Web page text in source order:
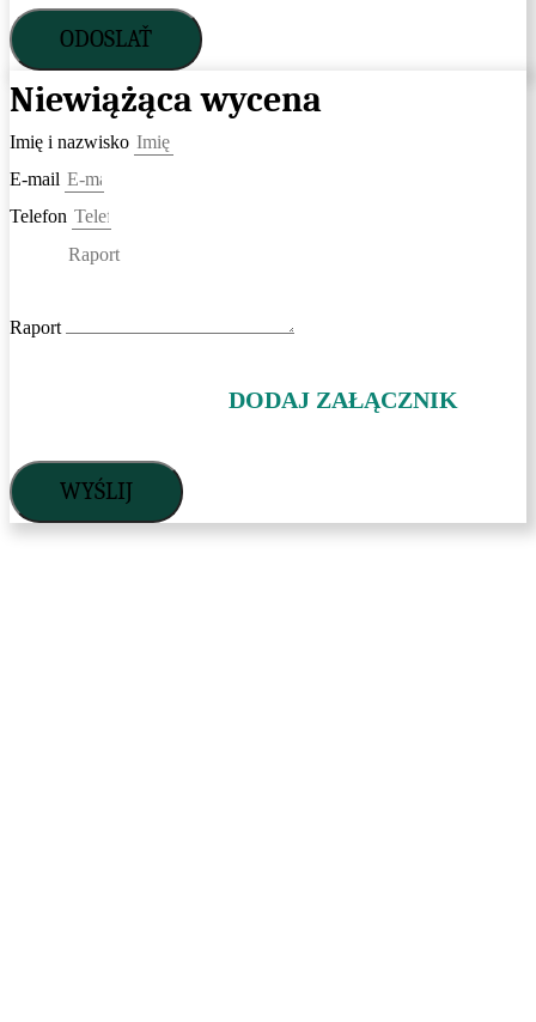
ODOSLAŤ
Niewiążąca wycena
Imię i nazwisko
E-mail
Telefon
Raport
DODAJ ZAŁĄCZNIK
WYŚLIJ